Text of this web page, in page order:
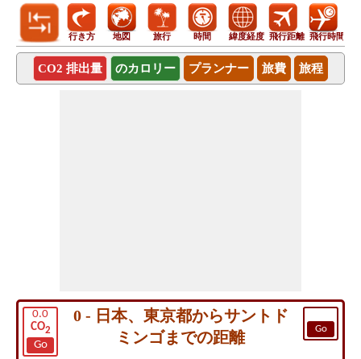
行き方 地図 旅行 時間 緯度経度 飛行距離 飛行時間
CO2 排出量 のカロリー プランナー 旅費 旅程
0.0
CO2
Go
Go
0 - 日本、東京都からサントド
ミンゴまでの距離